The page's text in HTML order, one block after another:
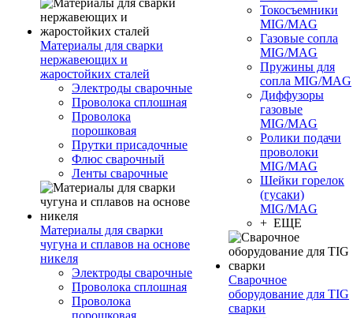
Материалы для сварки
нержавеющих и
жаростойких сталей
Электроды сварочные
Проволока сплошная
Проволока
порошковая
Прутки присадочные
Флюс сварочный
Ленты сварочные
Материалы для сварки
чугуна и сплавов на основе
никеля
Электроды сварочные
Проволока сплошная
Проволока
порошковая
Токосъемники
MIG/MAG
Газовые сопла
MIG/MAG
Пружины для
сопла MIG/MAG
Диффузоры
газовые
MIG/MAG
Ролики подачи
проволоки
MIG/MAG
Шейки горелок
(гусаки)
MIG/MAG
+ ЕЩЕ
Сварочное
оборудование для TIG
сварки